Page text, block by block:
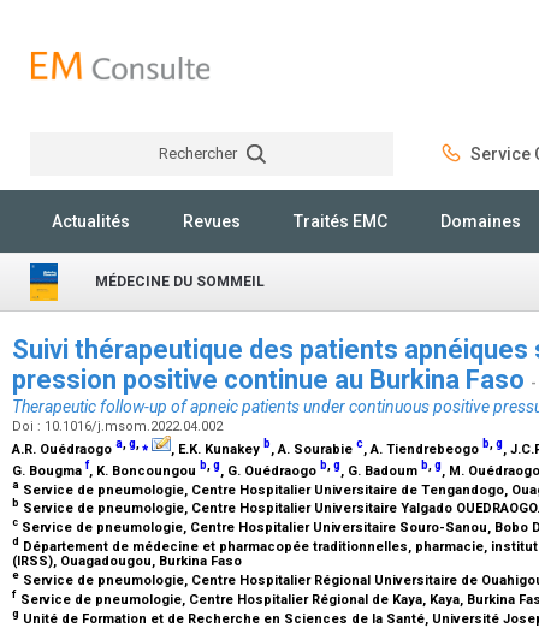
Rechercher Service
Actualités Revues Traités EMC Domaines
MÉDECINE DU SOMMEIL
Suivi thérapeutique des patients
pression positive continue au Burkina Faso
Therapeutic follow-up of apneic patients under continuous positive
Doi : 10.1016/j.msom.2022.04.002
A.R. Ouédraogo a,g,⁎ , E.K. Kunakey b, A. Sourabie c, A. Tiendrebeogo b,g,
G. Bougma f, K. Boncoungou b g, G. Ouédraogo b g, G. Badoum b g, M.
a Service de pneumologie, Centre Hospitalier Universitaire de Tengandogo,
b Service de pneumologie, Centre Hospitalier Universitaire Yalgado
c Service de pneumologie, Centre Hospitalier Universitaire Souro-Sanou, Bobo
d Département de médecine et pharmacopée traditionnelles, pharmacie,
(IRSS), Ouagadougou, Burkina Faso
e Service de pneumologie, Centre Hospitalier Régional Universitaire de
f Service de pneumologie, Centre Hospitalier Régional de Kaya, Kaya, Burkina
g Unité de Formation et de Recherche en Sciences de la Santé, Université